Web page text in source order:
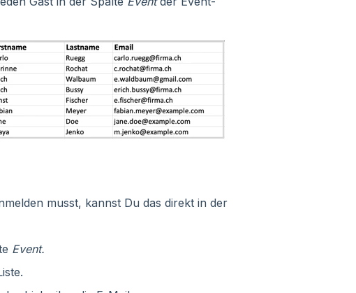
musst, kannst Du das direkt in der
Event.